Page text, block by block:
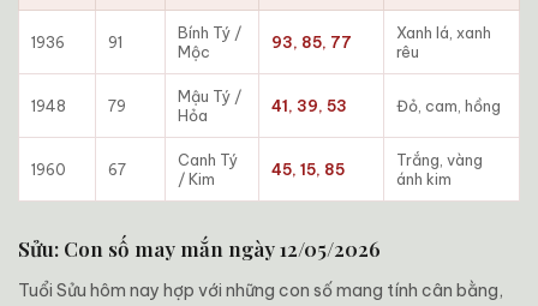
1936 91
Bính Tý /
Mộc
93, 85, 77
Xanh lá, xanh
rêu
1948 79
Mậu Tý /
Hỏa
41, 39, 53 Đỏ, cam, hồng
1960 67
Canh Tý
/ Kim
45, 15, 85
Trắng, vàng
ánh kim
Sửu: Con số may mắn ngày 12/05/2026
Tuổi Sửu hôm nay hợp với những con số mang tính cân bằng,